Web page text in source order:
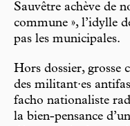
Sauvêtre achève de
commune », l’idylle
pas les municipales.
Hors dossier, grosse
des militant·es
facho nationaliste
la bien-pensance